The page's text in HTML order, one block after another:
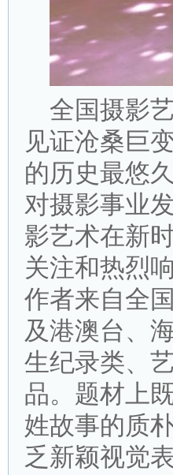
全国摄影
见证沧桑巨
的历史最悠
对摄影事业
影艺术在新
关注和热烈
作者来自全
及港澳台、
生纪录类、
品。题材上
姓故事的质
乏新颖视觉